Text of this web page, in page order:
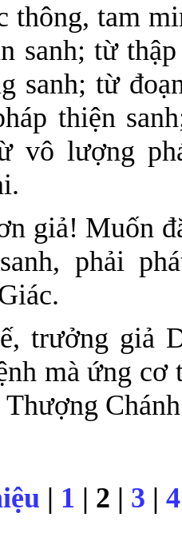
thông, tam
sanh; từ
sanh; từ
thiện
vô lượng
giả! Muốn
phải
trưởng giả
mà ứng cơ
| 1 | 2 | 3 | 4